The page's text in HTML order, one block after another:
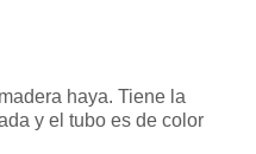
haya. Tiene la
y el tubo es de color